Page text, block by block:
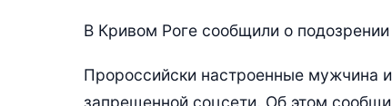
В Кривом Роге сообщили о
Пророссийски настроенные мужчина
запрещенной соцсети. Об этом